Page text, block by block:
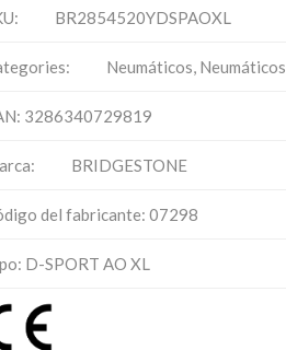
BR2854520YDSPAOXL
Neumáticos,
3286340729819
BRIDGESTONE
del fabricante: 07298
D-SPORT AO XL